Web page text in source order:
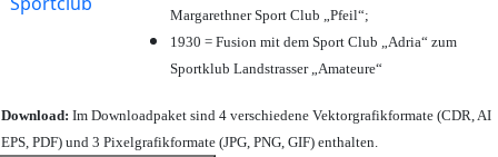
Margarethner Sport Club „Pfeil“;
1930 = Fusion mit dem Sport Club „Adria“ zum
Sportklub Landstrasser „Amateure“
Download: Im Downloadpaket sind 4 verschiedene Vektorgrafikformate (CDR, AI
EPS, PDF) und 3 Pixelgrafikformate (JPG, PNG, GIF) enthalten.